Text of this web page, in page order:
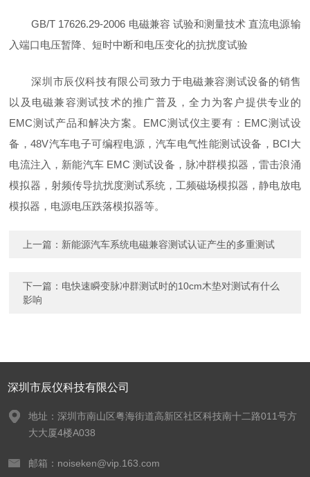
GB/T 17626.29-2006 电磁兼容 试验和测量技术 直流电源输
入端口电压暂降、短时中断和电压变化的抗扰度试验
深圳市辰仪科技有限公司致力于电磁兼容测试设备的销售
以及电磁兼容测试技术的推广普及，全力为客户提供专业的
EMC测试产品和解决方案。EMC测试仪主要有：EMC测试设
备，48V汽车电子可编程电源，汽车电气性能测试设备，BCI大
电流注入，新能汽车 EMC 测试设备，脉冲群模拟器，雷击浪涌
模拟器，射频传导抗扰度测试系统，工频磁场模拟器，静电放电
模拟器，电源电压跌落模拟器等。
上一篇： 新能源汽车系统电磁兼容测试认证产生的多重测试
下一篇： 电快速瞬变脉冲群测试时的10cm木垫对测试有什么
影响
深圳市辰仪科技有限公司
地址：深圳市南山区粤海街道高新区社区科技南十二路011号方
大大厦4楼A038
邮箱：noiseken@vip.163.com